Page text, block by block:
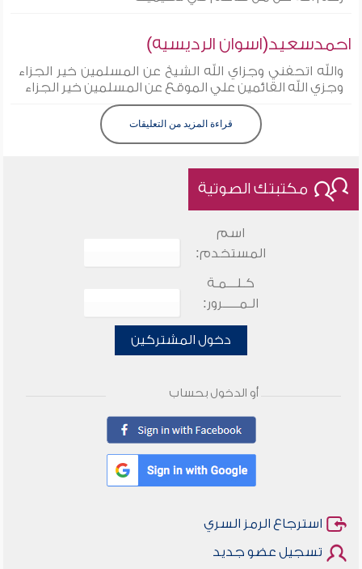
احمدسعيد(اسوان الرديسيه)
والله اتحفني وجزاي الله الشيخ عن المسلمين خير الجزاء
وجزي الله القائمين علي الموقع عن المسلمين خير الجزاء
قراءة المزيد من التعليقات
مكتبتك الصوتية
اسم
المستخدم:
كـلـــمـة
الـمـــــرور:
دخول المشتركين
أو الدخول بحساب
استرجاع الرمز السري
تسجيل عضو جديد